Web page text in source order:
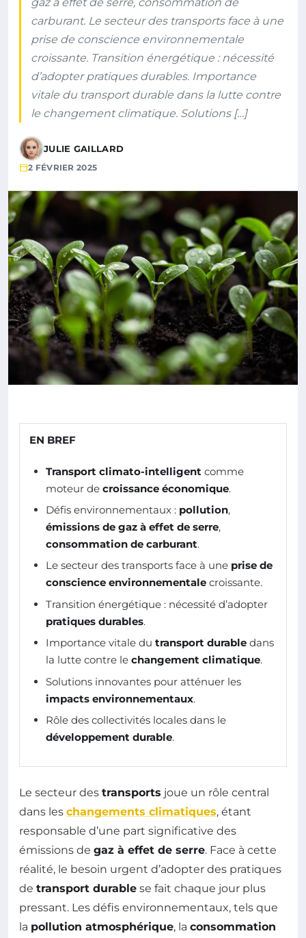
carburant. Le secteur des transports face à une
prise de conscience environnementale
croissante. Transition énergétique : nécessité
d’adopter pratiques durables. Importance
vitale du transport durable dans la lutte contre
le changement climatique. Solutions […]
JULIE GAILLARD
2 FÉVRIER 2025
EN BREF
Transport climato-intelligent comme
moteur de croissance économique.
Défis environnementaux : pollution,
émissions de gaz à effet de serre,
consommation de carburant.
Le secteur des transports face à une prise de
conscience environnementale croissante.
Transition énergétique : nécessité d’adopter
pratiques durables.
Importance vitale du transport durable dans
la lutte contre le changement climatique.
Solutions innovantes pour atténuer les
impacts environnementaux.
Rôle des collectivités locales dans le
développement durable.
Le secteur des transports joue un rôle central
dans les changements climatiques, étant
responsable d’une part significative des
émissions de gaz à effet de serre. Face à cette
réalité, le besoin urgent d’adopter des pratiques
de transport durable se fait chaque jour plus
pressant. Les défis environnementaux, tels que
la pollution atmosphérique, la consommation